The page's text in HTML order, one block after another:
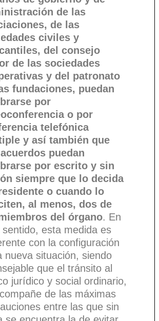
de las
de las
civiles y
del consejo
de las sociedades
y del patronato
fundaciones, puedan
por
o por
telefónica
y así también que
puedan
por escrito y sin
siempre que lo decida
o cuando lo
al menos, dos de
del órgano. En
sentido, esta medida es
con la configuración
nueva situación, siendo
que el tránsito al
jurídico y social ordinario,
de las máximas
entre las que sin